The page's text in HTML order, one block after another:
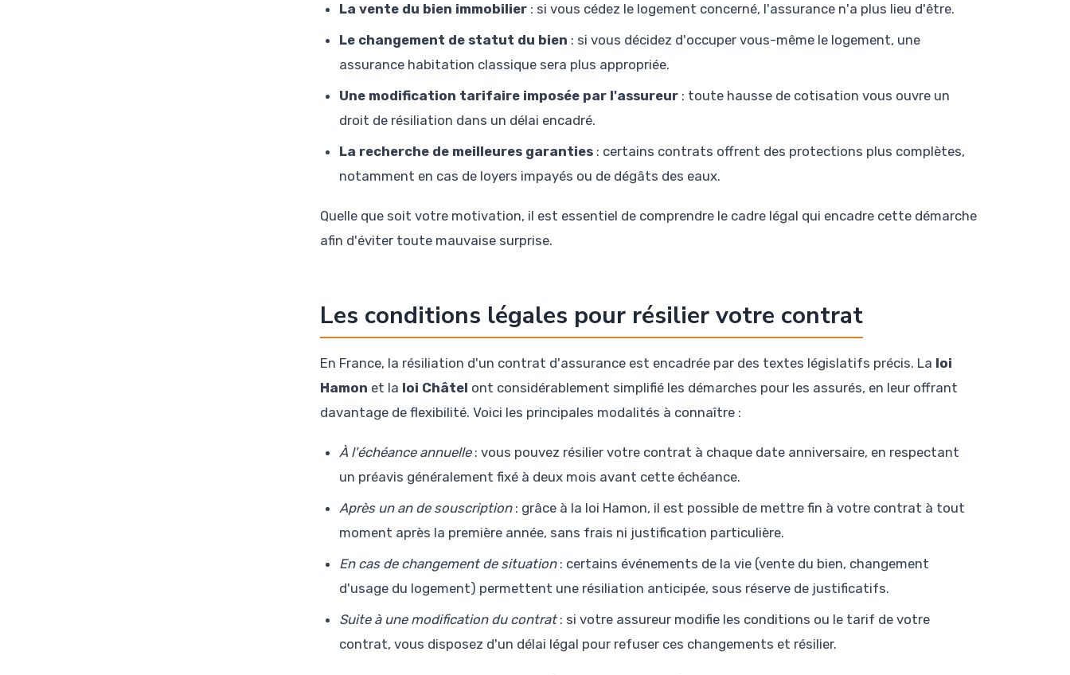
La vente du bien immobilier : si vous cédez le logement concerné, l'assurance n'a plus lieu d'être.
Le changement de statut du bien : si vous décidez d'occuper vous-même le logement, une
assurance habitation classique sera plus appropriée.
Une modification tarifaire imposée par l'assureur : toute hausse de cotisation vous ouvre un
droit de résiliation dans un délai encadré.
La recherche de meilleures garanties : certains contrats offrent des protections plus complètes,
notamment en cas de loyers impayés ou de dégâts des eaux.
Quelle que soit votre motivation, il est essentiel de comprendre le cadre légal qui encadre cette démarche
afin d'éviter toute mauvaise surprise.
Les conditions légales pour résilier votre contrat
En France, la résiliation d'un contrat d'assurance est encadrée par des textes législatifs précis. La loi
Hamon et la loi Châtel ont considérablement simplifié les démarches pour les assurés, en leur offrant
davantage de flexibilité. Voici les principales modalités à connaître :
À l'échéance annuelle: vous pouvez résilier votre contrat à chaque date anniversaire, en respectant
un préavis généralement fixé à deux mois avant cette échéance.
Après un an de souscription: grâce à la loi Hamon, il est possible de mettre fin à votre contrat à tout
moment après la première année, sans frais ni justification particulière.
En cas de changement de situation: certains événements de la vie (vente du bien, changement
d'usage du logement) permettent une résiliation anticipée, sous réserve de justificatifs.
Suite à une modification du contrat: si votre assureur modifie les conditions ou le tarif de votre
contrat, vous disposez d'un délai légal pour refuser ces changements et résilier.